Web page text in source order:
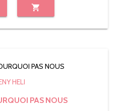
shopping_cart
HELI
PAS NOUS